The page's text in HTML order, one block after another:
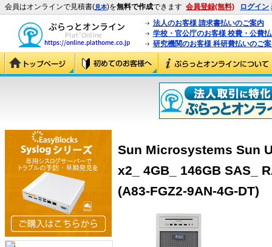
会員はオンラインで見積書(見本)を無料で作成できます 会員登録(無料) ログイン
法人のお客様 請求書払いのご案内
学校・官公庁のお客様 校費・公費
研究機関のお客様 科研費払いのご
Sun Microsystems Sun
x2_ 4GB_ 146GB SAS_
(A83-FGZ2-9AN-4G-DT)